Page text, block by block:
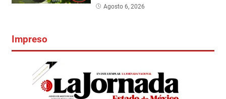
Agosto 6, 2026
Impreso